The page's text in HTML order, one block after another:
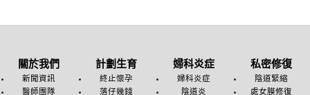
關於我們
新聞資訊
醫師團隊
計劃生育
終止懷孕
落仔幾錢
婦科炎症
婦科炎症
陰道炎
私密修復
陰道緊縮
處女膜修復